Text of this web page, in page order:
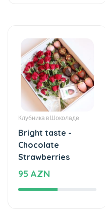
Клубника в Шоколаде
Bright taste -
Chocolate
Strawberries
95 AZN